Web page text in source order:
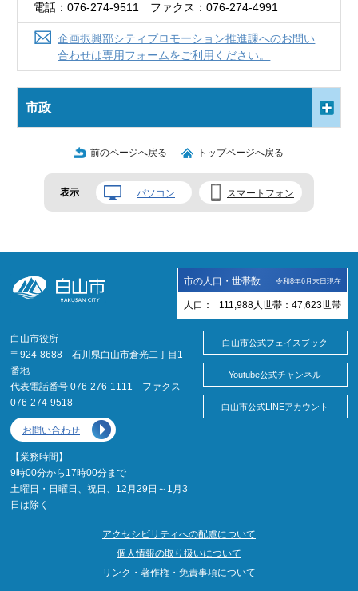
電話：076-274-9511 ファクス：076-274-4991
企画振興部シティプロモーション推進課へのお問い
合わせは専用フォームをご利用ください。
市政
前のページへ戻る トップページへ戻る
表示 パソコン スマートフォン
市の人口・世帯数 令和8年6月末日現在
人口： 111,988 人 世帯： 47,623世帯
白山市役所
〒924-8688 石川県白山市倉光二丁目1
番地
代表電話番号 076-276-1111 ファクス
076-274-9518
お問い合わせ
【業務時間】
9時00分から17時00分まで
土曜日・日曜日、祝日、12月29日～1月3
日は除く
白山市公式フェイスブック
Youtube公式チャンネル
白山市公式LINEアカウント
アクセシビリティへの配慮について
個人情報の取り扱いについて
リンク・著作権・免責事項について